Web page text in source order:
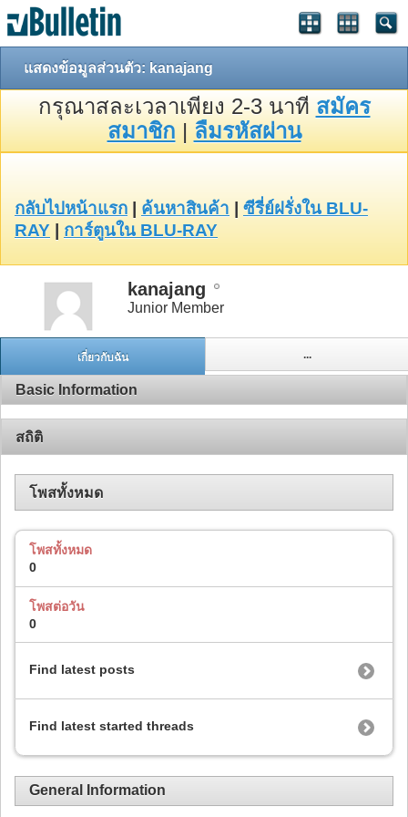
แสดงข้อมูลส่วนตัว: kanajang
กรุณาสละเวลาเพียง 2-3 นาที สมัคร
สมาชิก | ลืมรหัสผ่าน
กลับไปหน้าแรก ค้นหาสินค้า
ซีรี่ย์ฝรั่งใน BLU-
RAY
การ์ตูนใน BLU-RAY
kanajang
Junior Member
เกี่ยวกับฉัน ...
Basic Information
สถิติ
โพสทั้งหมด
โพสทั้งหมด
0
โพสต่อวัน
0
Find latest posts
Find latest started threads
General Information